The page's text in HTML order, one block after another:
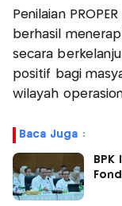
Penilaian
berhasil
secara
positif bagi
wilayah
Baca Juga :